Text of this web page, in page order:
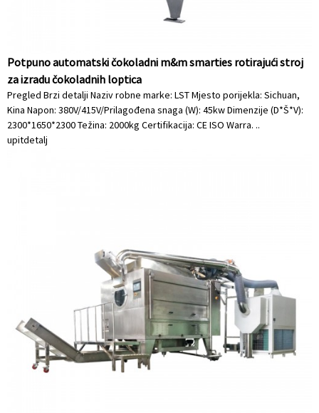
Potpuno automatski čokoladni m&m smarties rotirajući stroj
za izradu čokoladnih loptica
Pregled Brzi detalji Naziv robne marke: LST Mjesto porijekla: Sichuan,
Kina Napon: 380V/415V/Prilagođena snaga (W): 45kw Dimenzije (D*Š*V):
2300*1650*2300 Težina: 2000kg Certifikacija: CE ISO Warra. ..
upitdetalj